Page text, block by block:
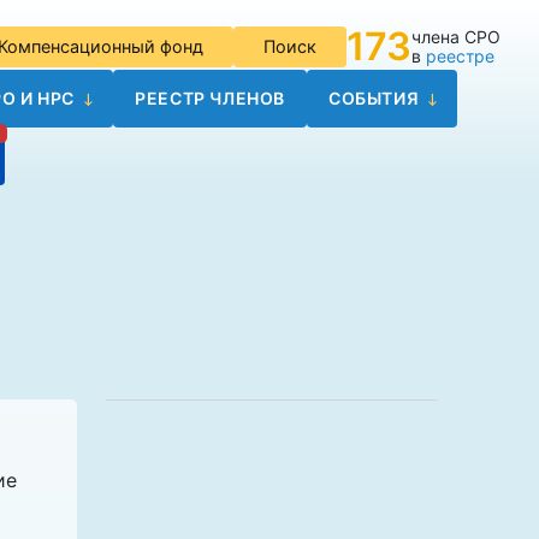
Компенсационный фонд Поиск 173члена СРО
в реестре
И НРС РЕЕСТР ЧЛЕНОВ СОБЫТИЯ